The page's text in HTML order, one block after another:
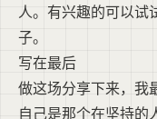
人。有兴趣的可以试
子。
写在最后
做这场分享下来，我
自己是那个在坚持的